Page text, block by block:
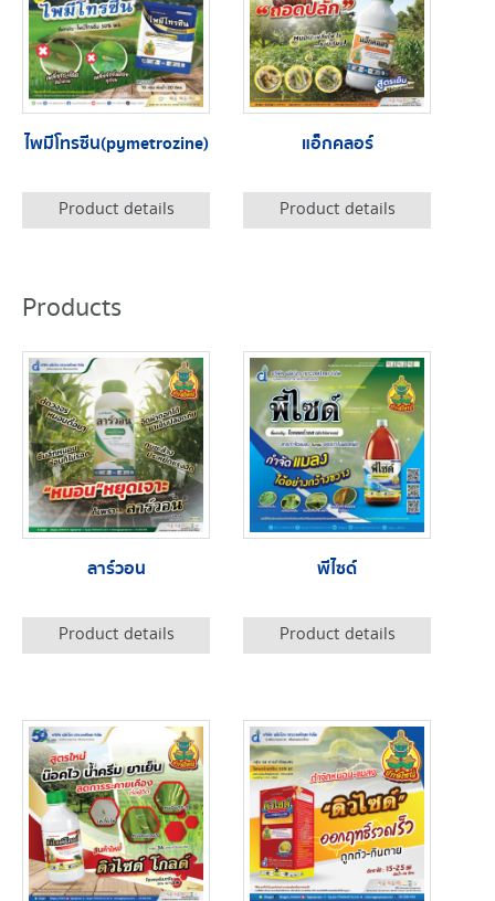
ไพมีโทรซีน(pymetrozine)
Product details
แอ็กคลอร์
Product details
Products
ลาร์วอน
Product details
พีไซด์
Product details